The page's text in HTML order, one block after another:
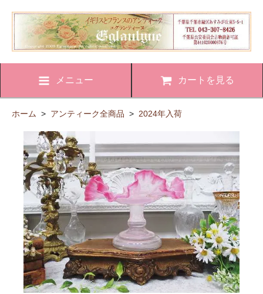
メニュー カートを見る
ホーム > アンティーク全商品 > 2024年入荷